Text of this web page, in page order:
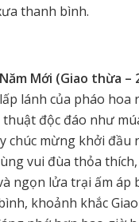
thanh bình.
Mới (Giao thừa –
lánh của pháo hoa
độc đáo như
chúc mừng khởi đầu
vui đùa thỏa
ngọn lửa trại ấm áp
khoảnh khắc